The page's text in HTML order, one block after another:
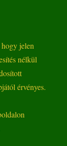
jelen
nélkül
érvényes.